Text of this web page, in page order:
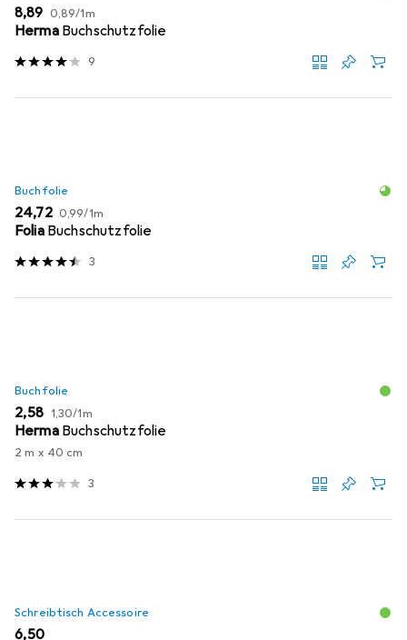
EUR
8,89 EUR
0,89/1m
Herma Buchschutzfolie
9
Buchfolie
EUR
24,72 EUR
0,99/1m
Folia Buchschutzfolie
3
Buchfolie
EUR
2,58 EUR
1,30/1m
Herma Buchschutzfolie
2 m x 40 cm
3
Schreibtisch Accessoire
EUR
6,50